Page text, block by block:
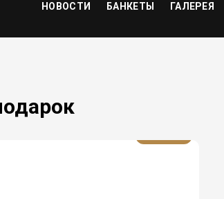
НОВОСТИ БАНКЕТЫ ГАЛЕРЕЯ